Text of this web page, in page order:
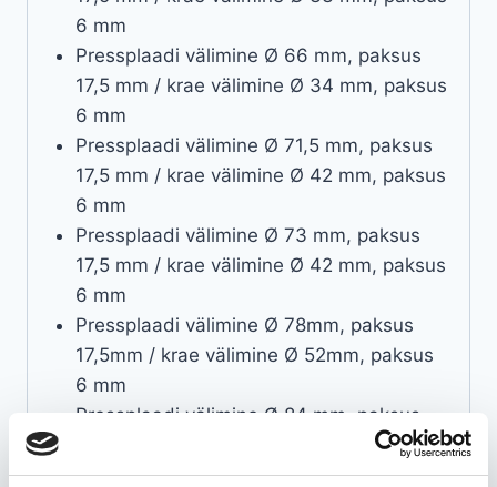
6 mm
Pressplaadi välimine Ø 66 mm, paksus
17,5 mm / krae välimine Ø 34 mm, paksus
6 mm
Pressplaadi välimine Ø 71,5 mm, paksus
17,5 mm / krae välimine Ø 42 mm, paksus
6 mm
Pressplaadi välimine Ø 73 mm, paksus
17,5 mm / krae välimine Ø 42 mm, paksus
6 mm
Pressplaadi välimine Ø 78mm, paksus
17,5mm / krae välimine Ø 52mm, paksus
6 mm
Pressplaadi välimine Ø 84 mm, paksus
17,5 mm / krae välimine Ø 52 mm, paksus
6 mm